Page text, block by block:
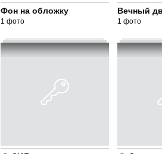
Фон на обложку
1 фото
Вечный
1 фото